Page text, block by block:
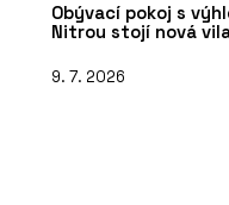
Obývací pokoj s
Nitrou stojí nová
9. 7. 2026